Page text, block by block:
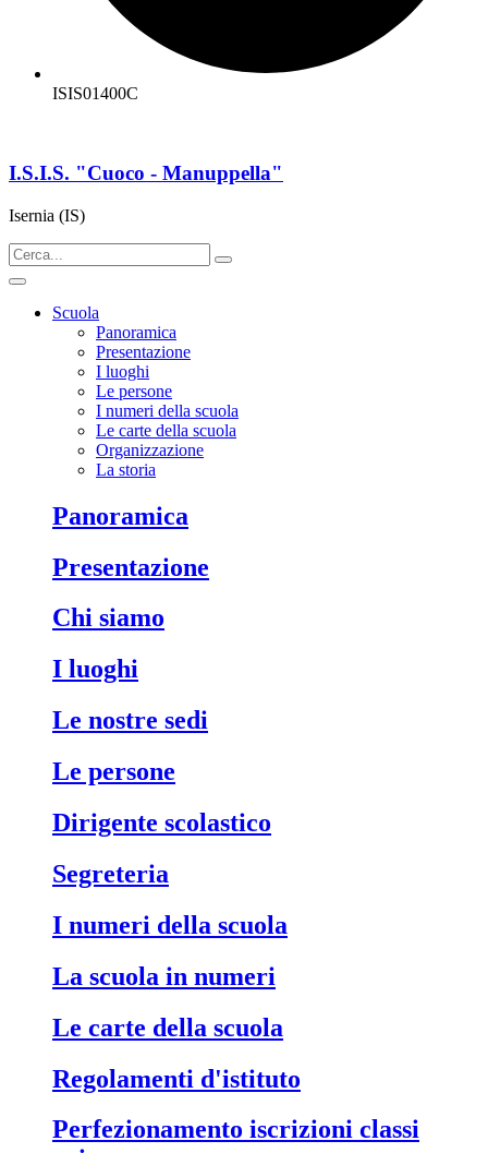
ISIS01400C
I.S.I.S. "Cuoco - Manuppella"
Isernia (IS)
Scuola
Panoramica
Presentazione
I luoghi
Le persone
I numeri della scuola
Le carte della scuola
Organizzazione
La storia
panoramica
presentazione
chi siamo
i luoghi
le nostre sedi
le persone
dirigente scolastico
segreteria
i numeri della scuola
la scuola in numeri
le carte della scuola
regolamenti d'istituto
perfezionamento iscrizioni classi